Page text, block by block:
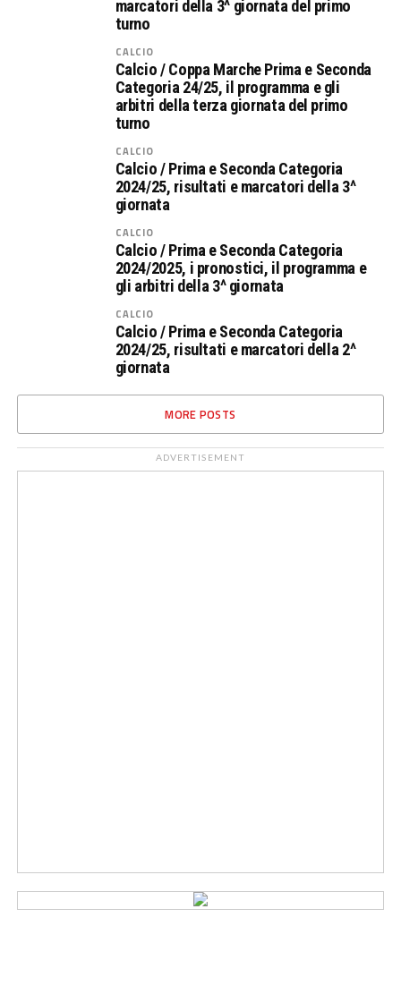
marcatori della 3^ giornata del primo
turno
CALCIO
Calcio / Coppa Marche Prima e Seconda
Categoria 24/25, il programma e gli
arbitri della terza giornata del primo
turno
CALCIO
Calcio / Prima e Seconda Categoria
2024/25, risultati e marcatori della 3^
giornata
CALCIO
Calcio / Prima e Seconda Categoria
2024/2025, i pronostici, il programma e
gli arbitri della 3^ giornata
CALCIO
Calcio / Prima e Seconda Categoria
2024/25, risultati e marcatori della 2^
giornata
MORE POSTS
ADVERTISEMENT